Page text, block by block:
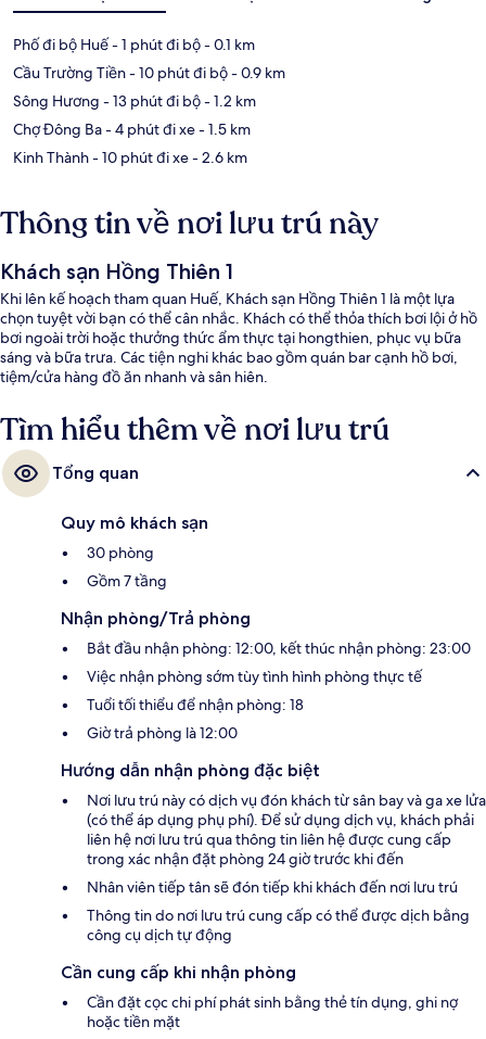
Phố đi bộ Huế- 1 phút đi bộ- 0.1 km
Cầu Trường Tiền- 10 phút đi bộ- 0.9 km
Sông Hương - 13 phút đi bộ- 1.2 km
Chợ Đông Ba- 4 phút đi xe- 1.5 km
Kinh Thành- 10 phút đi xe- 2.6 km
Thông tin về nơi lưu trú này
Khách sạn Hồng Thiên 1
Khi lên kế hoạch tham quan Huế, Khách sạn Hồng Thiên 1 là một lựa
chọn tuyệt vời bạn có thể cân nhắc. Khách có thể thỏa thích bơi lội ở hồ
bơi ngoài trời hoặc thưởng thức ẩm thực tại hongthien, phục vụ bữa
sáng và bữa trưa. Các tiện nghi khác bao gồm quán bar cạnh hồ bơi,
tiệm/cửa hàng đồ ăn nhanh và sân hiên.
Tìm hiểu thêm về nơi lưu trú
Tổng quan
Quy mô khách sạn
30 phòng
Gồm 7 tầng
Nhận phòng/Trả phòng
Bắt đầu nhận phòng: 12:00, kết thúc nhận phòng: 23:00
Việc nhận phòng sớm tùy tình hình phòng thực tế
Tuổi tối thiểu để nhận phòng: 18
Giờ trả phòng là 12:00
Hướng dẫn nhận phòng đặc biệt
Nơi lưu trú này có dịch vụ đón khách từ sân bay và ga xe lửa
(có thể áp dụng phụ phí). Để sử dụng dịch vụ, khách phải
liên hệ nơi lưu trú qua thông tin liên hệ được cung cấp
trong xác nhận đặt phòng 24 giờ trước khi đến
Nhân viên tiếp tân sẽ đón tiếp khi khách đến nơi lưu trú
Thông tin do nơi lưu trú cung cấp có thể được dịch bằng
công cụ dịch tự động
Cần cung cấp khi nhận phòng
Cần đặt cọc chi phí phát sinh bằng thẻ tín dụng, ghi nợ
hoặc tiền mặt